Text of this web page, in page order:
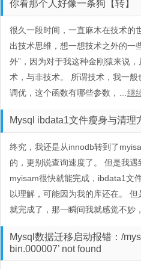
你看那个人好像一条狗【转】
很久一段时间，一直麻木在技术的
出技术思维，想一想技术之外的一
外”，因为对于我这种金刚猿来说
术，与非技术。 所谓技术，我一般
调优，这个函数有哪些参数，… 继
Mysql ibdata1文件瘦身与清理
终究，我还是从innodb转到了
的，更别说查询速度了。 但是我
myisam很快就能完成，ibdata1文
以理解，可能因为我的库还在。
就完成了，那一瞬间我就感觉不妙
Mysql数据迁移启动报错：/
bin.000007’ not found